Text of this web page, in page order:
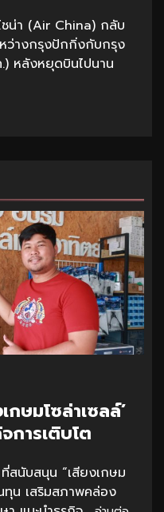
ชน่า (Air China) กลับ
หว่างกรุงปักกิ่งกับกรุง
หลังหยุดบินไปนาน
กษมโซล่าเซลล์’
ารเติบโต
สนับสนุน “เสียงเกษม
ทุน เสริมสภาพคล่อง